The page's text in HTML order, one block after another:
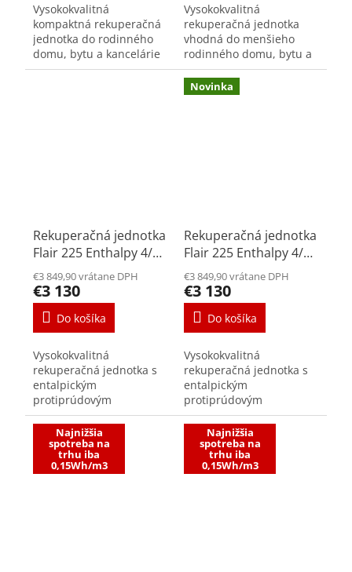
Vysokokvalitná
kompaktná rekuperačná
jednotka do rodinného
domu, bytu a kancelárie
výkon max. 225 m³/h pri
Vysokokvalitná
rekuperačná jednotka
vhodná do menšieho
rodinného domu, bytu a
kancelárie výkon max.
225 m³/h pri 150 Pa
spotreba jednotky podľa
Rekuperačná jednotka
Flair 225 Enthalpy 4/0
L
€3 849,90 vrátane DPH
€3 130
Do košíka
Vysokokvalitná
rekuperačná jednotka s
entalpickým
protiprúdovým
výmenníkom vhodná do
menšieho rodinného
domu, bytu a kancelárie
výkon max. 225 m³/h pri
150 Pa spotreba
Novinka
Rekuperačná jednotka
Flair 225 Enthalpy 4/0
R
€3 849,90 vrátane DPH
€3 130
Do košíka
Vysokokvalitná
rekuperačná jednotka s
entalpickým
protiprúdovým
výmenníkom vhodná do
menšieho rodinného
domu, bytu a kancelárie.
výkon max. 225 m³/h pri
150 Pa spotreba...
Najnižšia
spotreba na
trhu iba
0,15Wh/m3
Najnižšia
spotreba na
trhu iba
0,15Wh/m3